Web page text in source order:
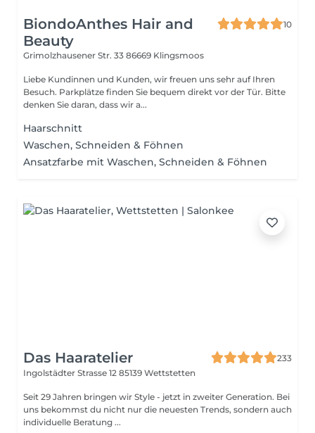
BiondoAnthes Hair and
Beauty
10
Grimolzhausener Str. 33 86669 Klingsmoos
Liebe Kundinnen und Kunden, wir freuen uns sehr auf Ihren
Besuch. Parkplätze finden Sie bequem direkt vor der Tür. Bitte
denken Sie daran, dass wir a...
Haarschnitt
Waschen, Schneiden & Föhnen
Ansatzfarbe mit Waschen, Schneiden & Föhnen
Das Haaratelier
233
Ingolstädter Strasse 12 85139 Wettstetten
Seit 29 Jahren bringen wir Style - jetzt in zweiter Generation. Bei
uns bekommst du nicht nur die neuesten Trends, sondern auch
individuelle Beratung ...